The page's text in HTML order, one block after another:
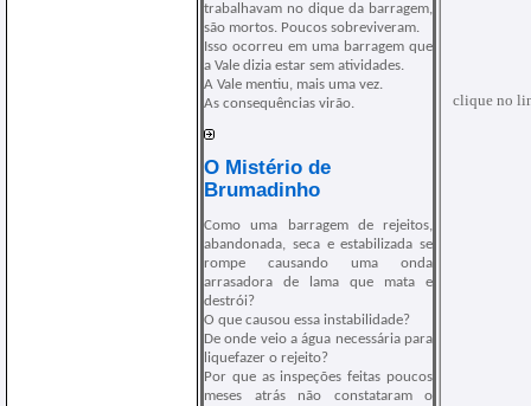
trabalhavam no dique da barragem,
são mortos. Poucos sobreviveram.
Isso ocorreu em uma barragem que
a Vale dizia estar sem atividades.
A Vale mentiu, mais uma vez.
As consequências virão.
O Mistério de
Brumadinho
Como uma barragem de rejeitos,
abandonada, seca e estabilizada se
rompe causando uma onda
arrasadora de lama que mata e
destrói?
O que causou essa instabilidade?
De onde veio a água necessária para
liquefazer o rejeito?
Por que as inspeções feitas poucos
meses atrás não constataram o
clique no